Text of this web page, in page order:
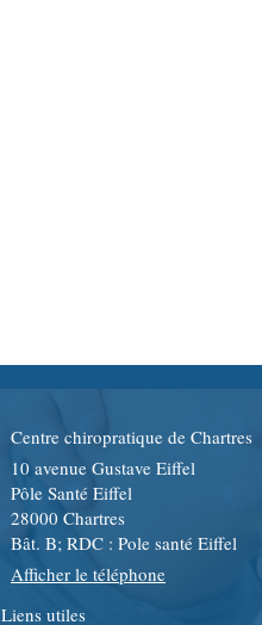
Centre chiropratique de Chartres
10 avenue Gustave Eiffel
Pôle Santé Eiffel
28000 Chartres
Bât. B; RDC : Pole santé Eiffel
Afficher le téléphone
Liens utiles